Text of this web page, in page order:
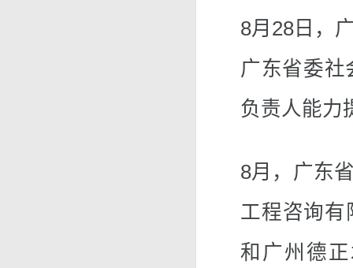
8月28日，
广东省委社
负责人能力
8月，广东
工程咨询有
和广州德